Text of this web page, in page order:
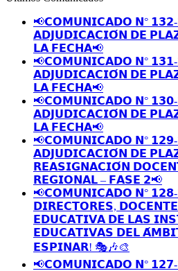
📢𝗖𝗢𝗠𝗨𝗡𝗜𝗖𝗔𝗗𝗢 𝗡° 𝟭𝟯𝟮-
𝗔𝗗𝗝𝗨𝗗𝗜𝗖𝗔𝗖𝗜𝗢́𝗡 𝗗𝗘
𝗟𝗔 𝗙𝗘𝗖𝗛𝗔📢
📢𝗖𝗢𝗠𝗨𝗡𝗜𝗖𝗔𝗗𝗢 𝗡° 𝟭𝟯𝟭-
𝗔𝗗𝗝𝗨𝗗𝗜𝗖𝗔𝗖𝗜𝗢́𝗡 𝗗𝗘
𝗟𝗔 𝗙𝗘𝗖𝗛𝗔📢
📢𝗖𝗢𝗠𝗨𝗡𝗜𝗖𝗔𝗗𝗢 𝗡° 𝟭𝟯𝟬-
𝗔𝗗𝗝𝗨𝗗𝗜𝗖𝗔𝗖𝗜𝗢́𝗡 𝗗𝗘
𝗟𝗔 𝗙𝗘𝗖𝗛𝗔📢
📢𝗖𝗢𝗠𝗨𝗡𝗜𝗖𝗔𝗗𝗢 𝗡° 𝟭𝟮𝟵-
𝗔𝗗𝗝𝗨𝗗𝗜𝗖𝗔𝗖𝗜𝗢́𝗡 𝗗𝗘
𝗥𝗘𝗔𝗦𝗜𝗚𝗡𝗔𝗖𝗜𝗢́𝗡
𝗥𝗘𝗚𝗜𝗢𝗡𝗔𝗟 – 𝗙𝗔𝗦𝗘 𝟮📢
📢𝗖𝗢𝗠𝗨𝗡𝗜𝗖𝗔𝗗𝗢 𝗡° 𝟭𝟮𝟴-
𝗗𝗜𝗥𝗘𝗖𝗧𝗢𝗥𝗘𝗦,
𝗘𝗗𝗨𝗖𝗔𝗧𝗜𝗩𝗔 𝗗𝗘 𝗟𝗔𝗦
𝗘𝗗𝗨𝗖𝗔𝗧𝗜𝗩𝗔𝗦 𝗗𝗘𝗟
𝗘𝗦𝗣𝗜𝗡𝗔𝗥! 🎭🎶🎨
📢𝗖𝗢𝗠𝗨𝗡𝗜𝗖𝗔𝗗𝗢 𝗡°